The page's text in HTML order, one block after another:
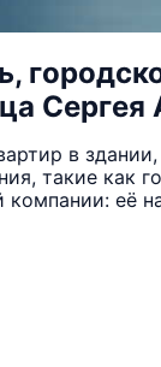
Сергея
в здании,
такие как
её